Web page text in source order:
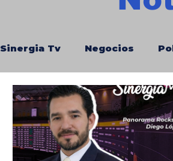
Sinergia Tv Negocios
Municipios Cultura